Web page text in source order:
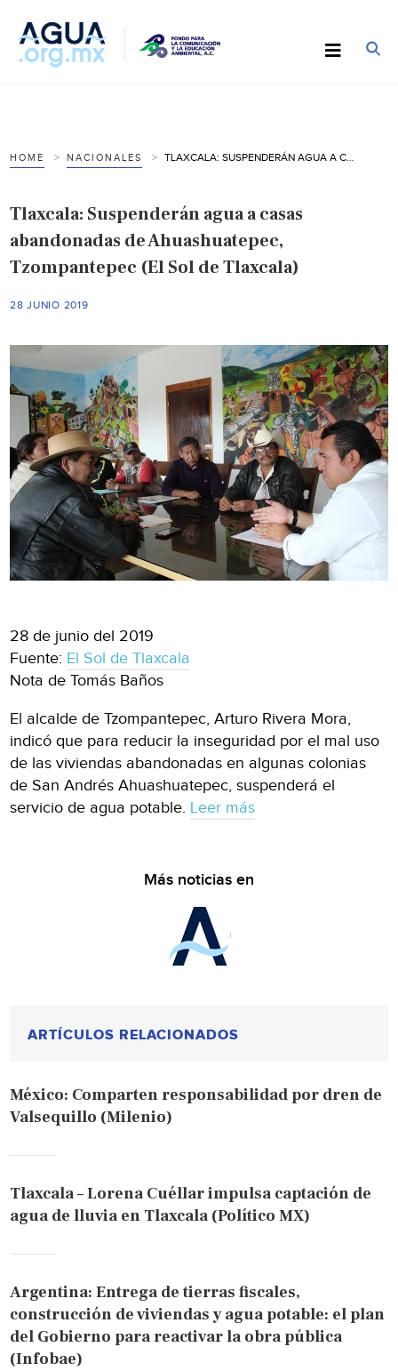
HOME NACIONALES
Tlaxcala: Suspenderán agua a casas
abandonadas de Ahuashuatepec,
Tzompantepec (El Sol de Tlaxcala)
28 JUNIO 2019
28 de junio del 2019
Fuente: El Sol de Tlaxcala
Nota de Tomás Baños
El alcalde de Tzompantepec, Arturo Rivera Mora,
indicó que para reducir la inseguridad por el mal uso
de las viviendas abandonadas en algunas colonias
de San Andrés Ahuashuatepec, suspenderá el
servicio de agua potable. Leer más
Más noticias en
ARTÍCULOS RELACIONADOS
México: Comparten responsabilidad por dren de
Valsequillo (Milenio)
Tlaxcala – Lorena Cuéllar impulsa captación de
agua de lluvia en Tlaxcala (Político MX)
Argentina: Entrega de tierras fiscales,
construcción de viviendas y agua potable: el plan
del Gobierno para reactivar la obra pública
(Infobae)